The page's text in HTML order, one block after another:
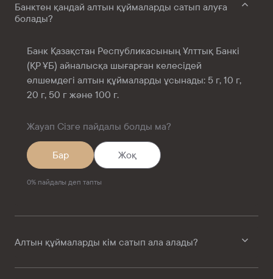
Банктен қандай алтын құймаларды сатып алуға
болады?
Банк Қазақстан Республикасының Ұлттық Банкі
(ҚР ҰБ) айналысқа шығарған келесідей
өлшемдегі алтын құймаларды ұсынады: 5 г, 10 г,
20 г, 50 г және 100 г.
Жауап Сізге пайдалы болды ма?
Бар Жоқ
0% пайдалы деп тапты
Алтын құймаларды кім сатып ала алады?